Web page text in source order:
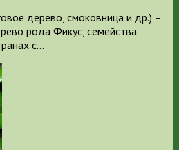
дерево, смоковница и др.) –
рода Фикус, семейства
с…